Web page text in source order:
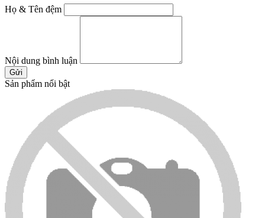
Họ & Tên đệm
Nội dung bình luận
Gửi
Sản phẩm nổi bật